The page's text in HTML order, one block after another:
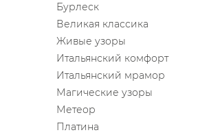
Акриловые
ПОМЕЩЕНИЕ
Кабинет
Коридор Офис
Спальня
Детская Кухня
Все типы помещений
Бурлеск
Великая классика
Живые узоры
Итальянский комфорт
Итальянский мрамор
Магические узоры
Метеор
Платина